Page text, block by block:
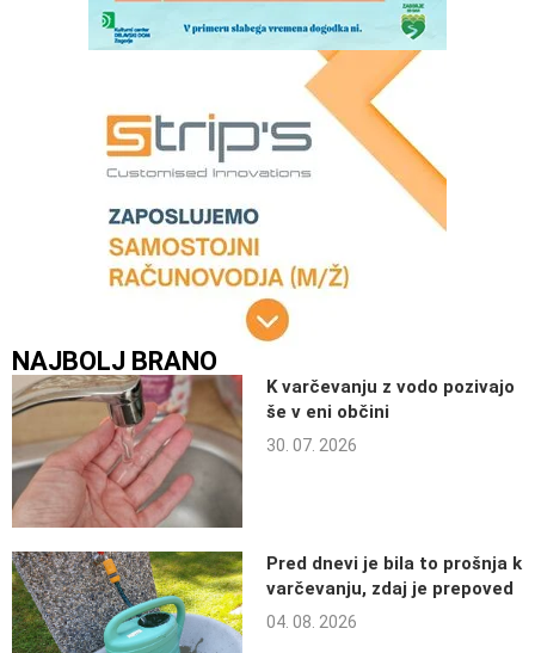
NAJBOLJ BRANO
K varčevanju z vodo pozivajo
še v eni občini
30. 07. 2026
Pred dnevi je bila to prošnja k
varčevanju, zdaj je prepoved
04. 08. 2026